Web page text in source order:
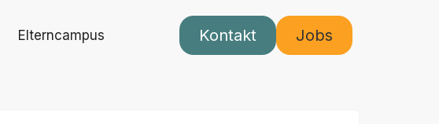
Elterncampus Kontakt Jobs